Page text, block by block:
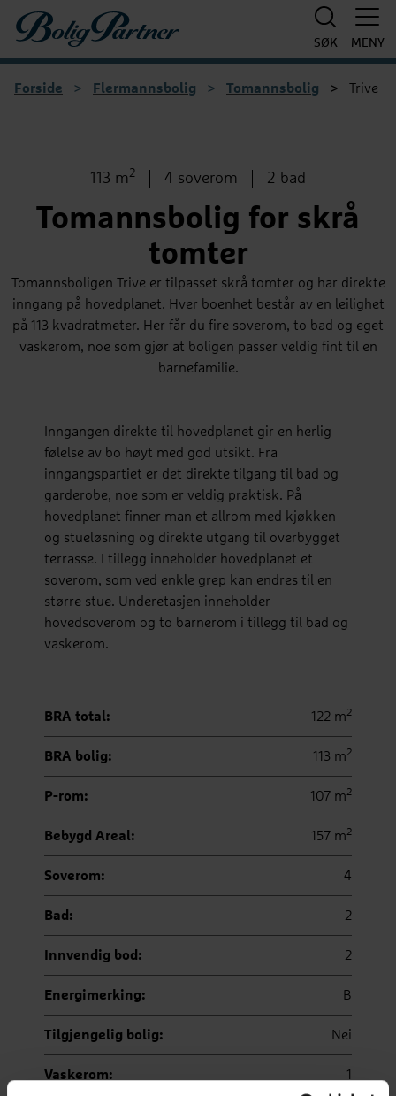
Boligpartner
SØK MENY
Forside > Flermannsbolig > Tomannsbolig > Trive
Bruksareal
113 m2 Antall soverom
4 soverom Antall bad
2 bad
Tomannsbolig for skrå
tomter
Tomannsboligen Trive er tilpasset skrå tomter og har direkte
inngang på hovedplanet. Hver boenhet består av en leilighet
på 113 kvadratmeter. Her får du fire soverom, to bad og eget
vaskerom, noe som gjør at boligen passer veldig fint til en
barnefamilie.
Inngangen direkte til hovedplanet gir en herlig
følelse av bo høyt med god utsikt. Fra
inngangspartiet er det direkte tilgang til bad og
garderobe, noe som er veldig praktisk. På
hovedplanet finner man et allrom med kjøkken-
og stueløsning og direkte utgang til overbygget
terrasse. I tillegg inneholder hovedplanet et
soverom, som ved enkle grep kan endres til en
større stue. Underetasjen inneholder
hovedsoverom og to barnerom i tillegg til bad og
vaskerom.
BRA total: 122 m2
BRA bolig: 113 m2
P-rom: 107 m2
Bebygd Areal: 157 m2
Soverom: 4
Bad: 2
Innvendig bod: 2
Energimerking: B
Tilgjengelig bolig: Nei
Vaskerom: 1